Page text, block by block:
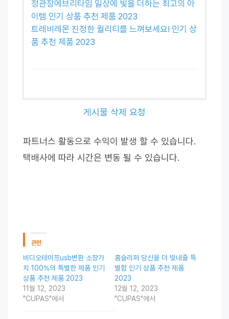
정관장에브리타임 일상에 빛을 더하는 최고의 아
이템 인기 상품 추천 제품 2023
트레비레몬 진정한 퀄리티를 느껴보세요! 인기 상
품 추천 제품 2023
게시물 삭제 요청
파트너스 활동으로 수익이 발생 할 수 있습니다.
택배사에 따라 시간은 변동 될 수 있습니다.
관련
비디오테이프usb변환 소장가
치 100%의 특별한 제품 인기
상품 추천 제품 2023
11월 12, 2023
"CUPAS"에서
홈슬리퍼 당신을 더 빛내줄 특
별함 인기 상품 추천 제품
2023
12월 12, 2023
"CUPAS"에서